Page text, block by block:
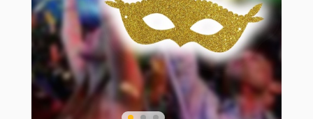
SAÇ AKSESUARLARI
GELİN / DÜĞÜN AKSESUARLARI
TELEFON ASKISI
PARTİ SÜSLERİ
YILBAŞI ÜRÜNLERİ
KULLAN AT TABAK BARDAK SETİ